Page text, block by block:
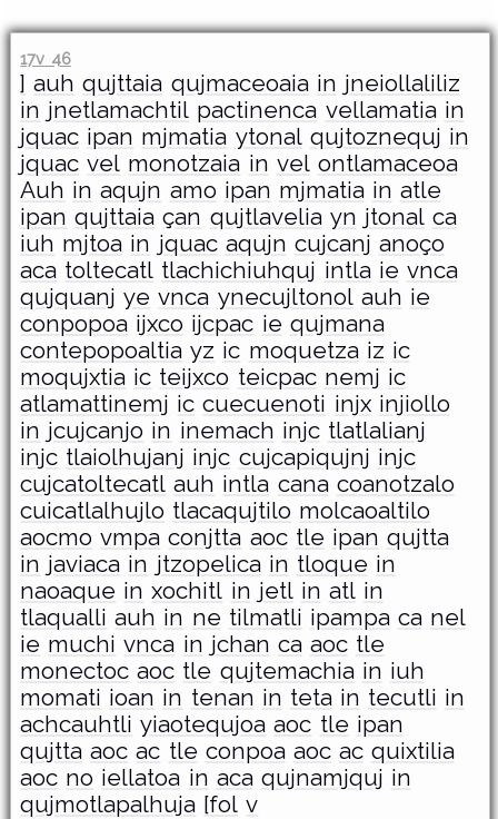
17v 46
] auh qujttaia qujmaceoaia in jneiollaliliz
in jnetlamachtil pactinenca vellamatia in
jquac ipan mjmatia ytonal qujtoznequj in
jquac vel monotzaia in vel ontlamaceoa
Auh in aqujn amo ipan mjmatia in atle
ipan qujttaia çan qujtlavelia yn jtonal ca
iuh mjtoa in jquac aqujn cujcanj anoço
aca toltecatl tlachichiuhquj intla ie vnca
qujquanj ye vnca ynecujltonol auh ie
conpopoa ijxco ijcpac ie qujmana
contepopoaltia yz ic moquetza iz ic
moqujxtia ic teijxco teicpac nemj ic
atlamattinemj ic cuecuenoti injx injiollo
in jcujcanjo in inemach injc tlatlalianj
injc tlaiolhujanj injc cujcapiqujnj injc
cujcatoltecatl auh intla cana coanotzalo
cuicatlalhujlo tlacaqujtilo molcaoaltilo
aocmo vmpa conjtta aoc tle ipan qujtta
in javiaca in jtzopelica in tloque in
naoaque in xochitl in jetl in atl in
tlaqualli auh in ne tilmatli ipampa ca nel
ie muchi vnca in jchan ca aoc tle
monectoc aoc tle qujtemachia in iuh
momati ioan in tenan in teta in tecutli in
achcauhtli yiaotequjoa aoc tle ipan
qujtta aoc ac tle conpoa aoc ac quixtilia
aoc no iellatoa in aca qujnamjquj in
qujmotlapalhuja [fol v